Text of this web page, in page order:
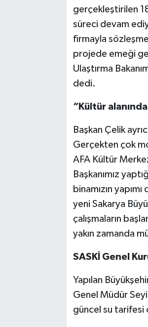
gerçekleştirilen
süreci devam
firmayla
projede emeği
Ulaştırma
dedi.
“Kültür
Başkan Çelik
Gerçekten çok
AFA Kültür
Başkanımız
binamızın
yeni Sakarya
çalışmaların
yakın zamanda
SASKİ Genel
Yapılan
Genel Müdür
güncel su tarifesi